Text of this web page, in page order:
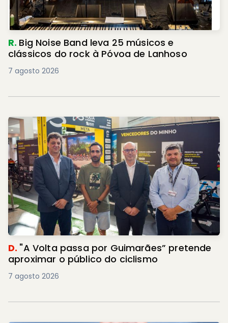
R. Big Noise Band leva 25 músicos e
clássicos do rock à Póvoa de Lanhoso
7 agosto 2026
D. "A Volta passa por Guimarães” pretende
aproximar o público do ciclismo
7 agosto 2026